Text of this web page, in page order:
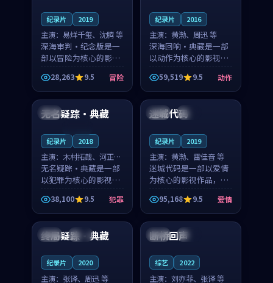
纪录片 2019
主演： 易烊千玺、沈腾 等
深海审判·纪念版是一
部以冒险为核心的影视
作品，围绕危机、反转
与人物成长展开，整体
节奏紧凑，值得推荐观
看。
28,263 9.5 冒险
纪录片 2016
主演： 黄渤、周迅 等
深海回响·典藏是一部
以动作为核心的影视作
品，围绕危机、反转与
人物成长展开，整体节
奏紧凑，值得推荐观
看。
59,519 9.5 动作
美国
无名疑踪·典藏
纪录片 2018
主演： 木村拓哉、河正宇
等
无名疑踪·典藏是一部
以犯罪为核心的影视作
品，围绕危机、反转与
人物成长展开，整体节
奏紧凑，值得推荐观
看。
38,100 9.5 犯罪
英国 完结
迷城代码
纪录片 2019
主演： 黄渤、雷佳音 等
迷城代码是一部以爱情
为核心的影视作品，围
绕危机、反转与人物成
长展开，整体节奏紧
凑，值得推荐观看。
95,168 9.5 爱情
日本 独播
终局疑踪·典藏
纪录片 2020
主演： 张译、周迅 等
日本 热播
断桥回声
综艺 2022
主演： 刘亦菲、张译 等